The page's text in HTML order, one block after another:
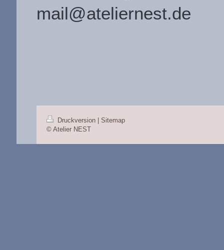
mail@ateliernest.de
Druckversion
Sitemap
© Atelier NEST